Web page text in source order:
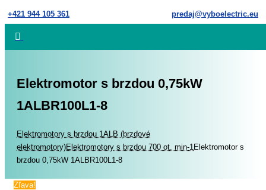
Skip
to
+421 944 105 361 predaj@vyboelectric.eu
Elektromotor s brzdou 0,75kW
1ALBR100L1-8
Home
Elektromotory s brzdou 1ALB (brzdové
elektromotory)Elektromotory s brzdou 700 ot. min-1 Elektromotor s
brzdou 0,75kW 1ALBR100L1-8
Zľava!